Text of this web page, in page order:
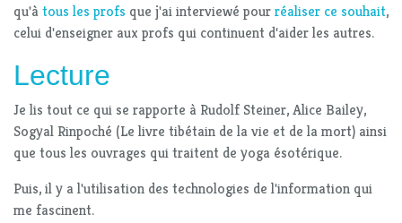
qu'àtous les profs que j'ai interviewé pourréaliser ce souhait,
celui d'enseigner aux profs qui continuent d'aider les autres.
Lecture
Je lis tout ce qui se rapporte à Rudolf Steiner, Alice Bailey,
Sogyal Rinpoché (Le livre tibétain de la vie et de la mort) ainsi
que tous les ouvrages qui traitent de yoga ésotérique.
Puis, il y a l'utilisation des technologies de l'information qui
me fascinent.